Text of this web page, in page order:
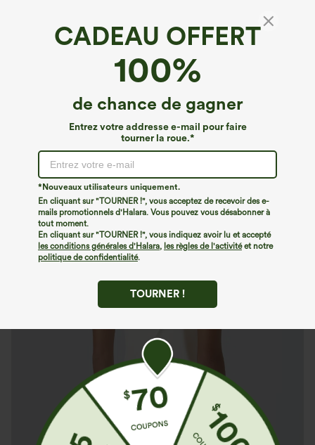
CADEAU OFFERT
100%
de chance de gagner
Entrez votre addresse e-mail pour faire
tourner la roue.*
*Nouveaux utilisateurs uniquement.
En cliquant sur "TOURNER !", vous acceptez de recevoir des e-
mails promotionnels d'Halara. Vous pouvez vous désabonner à
tout moment.
En cliquant sur "TOURNER !", vous indiquez avoir lu et accepté
les conditions générales d'Halara, les règles de l'activitéet notre
politique de confidentialité.
TOURNER !
Top de yoga et sport à manches courtes,
ourlet en maille contrastée, InstantCool -
€35,95 EUR